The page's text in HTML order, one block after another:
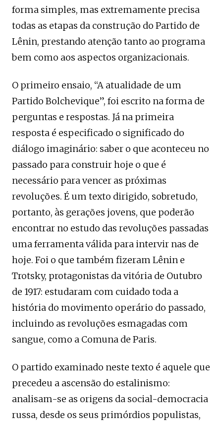
forma simples, mas extremamente precisa
todas as etapas da construção do Partido de
Lênin, prestando atenção tanto ao programa
bem como aos aspectos organizacionais.
O primeiro ensaio, “A atualidade de um
Partido Bolchevique”, foi escrito na forma de
perguntas e respostas. Já na primeira
resposta é especificado o significado do
diálogo imaginário: saber o que aconteceu no
passado para construir hoje o que é
necessário para vencer as próximas
revoluções. É um texto dirigido, sobretudo,
portanto, às gerações jovens, que poderão
encontrar no estudo das revoluções passadas
uma ferramenta válida para intervir nas de
hoje. Foi o que também fizeram Lênin e
Trotsky, protagonistas da vitória de Outubro
de 1917: estudaram com cuidado toda a
história do movimento operário do passado,
incluindo as revoluções esmagadas com
sangue, como a Comuna de Paris.
O partido examinado neste texto é aquele que
precedeu a ascensão do estalinismo:
analisam-se as origens da social-democracia
russa, desde os seus primórdios populistas,